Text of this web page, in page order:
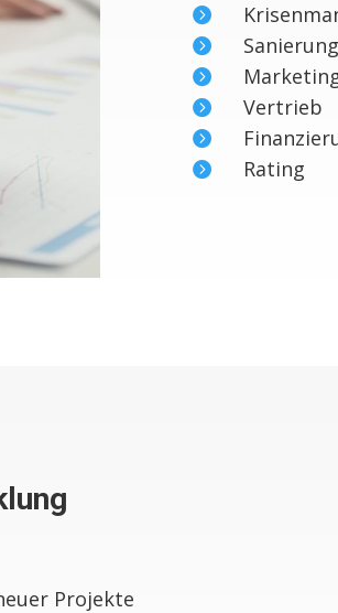

 Sanierung

 Vertrieb

 Rating
Projekte